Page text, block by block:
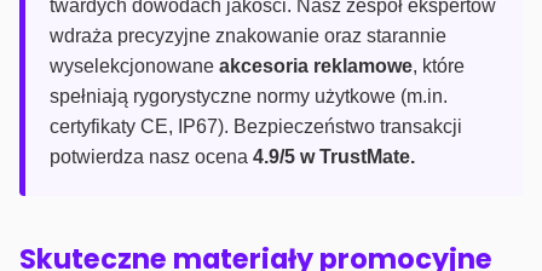
twardych dowodach jakości. Nasz zespół ekspertów
wdraża precyzyjne znakowanie oraz starannie
wyselekcjonowane akcesoria reklamowe, które
spełniają rygorystyczne normy użytkowe (m.in.
certyfikaty CE, IP67). Bezpieczeństwo transakcji
potwierdza nasz ocena 4.9/5 w TrustMate.
Skuteczne materiały promocyjne